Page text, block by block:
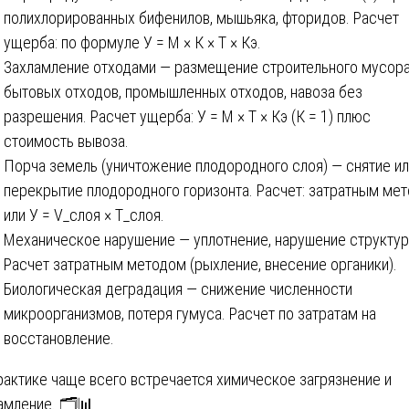
полихлорированных бифенилов, мышьяка, фторидов. Расчет
ущерба: по формуле У = М × К × Т × Кэ.
Захламление отходами — размещение строительного
бытовых отходов, промышленных отходов, навоза без
разрешения. Расчет ущерба: У = М × Т × Кэ (К = 1) плюс
стоимость вывоза.
Порча земель (уничтожение плодородного слоя) — снятие
перекрытие плодородного горизонта. Расчет: затратным
или У = V_слоя × Т_слоя.
Механическое нарушение — уплотнение, нарушение
Расчет затратным методом (рыхление, внесение органики).
Биологическая деградация — снижение численности
микроорганизмов, потеря гумуса. Расчет по затратам на
восстановление.
чаще всего встречается химическое загрязнение и
🗂️📊